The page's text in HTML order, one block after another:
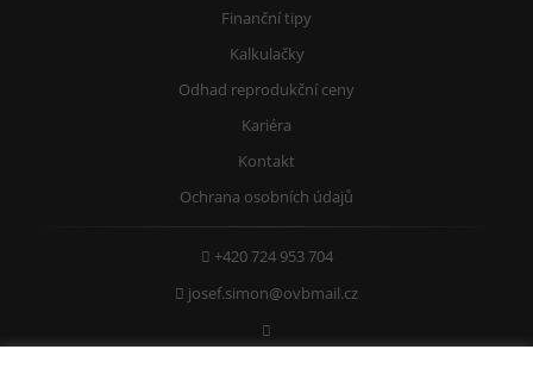
Finanční tipy
Kalkulačky
Odhad reprodukční ceny
Kariéra
Kontakt
Ochrana osobních údajů
+420 724 953 704
josef.simon@ovbmail.cz